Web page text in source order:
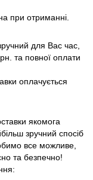
при отриманні.
для Вас час,
та повної оплати
оплачується
якомога
зручний спосіб
все можливе,
та безпечно!